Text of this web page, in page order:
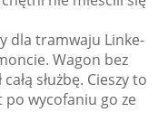
dla tramwaju Linke-
Wagon bez
służbę. Cieszy to
po wycofaniu go ze